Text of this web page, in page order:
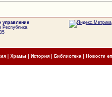
управление
Республика,
| Храмы История| Библиотека Новости